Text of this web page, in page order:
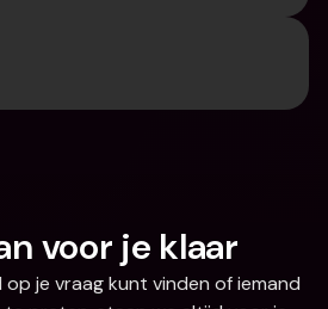
voor je klaar
je vraag kunt vinden of iemand